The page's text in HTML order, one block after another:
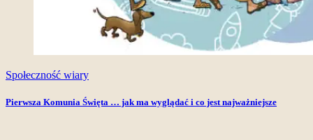
Społeczność wiary
Pierwsza Komunia Święta … jak ma wyglądać i co jest najważniejsze